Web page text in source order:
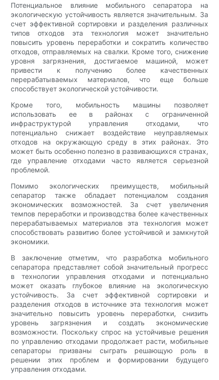
Потенциальное влияние мобильного сепаратора на
экологическую устойчивость является значительным. За
счет эффективной сортировки и разделения различных
типов отходов эта технология может значительно
повысить уровень переработки и сократить количество
отходов, отправляемых на свалки. Кроме того, снижение
уровня загрязнения, достигаемое машиной, может
привести к получению более качественных
перерабатываемых материалов, что еще больше
способствует экологической устойчивости.
Кроме того, мобильность машины позволяет
использовать ее в районах с ограниченной
инфраструктурой управления отходами, что
потенциально снижает воздействие неуправляемых
отходов на окружающую среду в этих районах. Это
может быть особенно полезно в развивающихся странах,
где управление отходами часто является серьезной
проблемой.
Помимо экологических преимуществ, мобильный
сепаратор также обладает потенциалом создания
экономических возможностей. За счет увеличения
темпов переработки и производства более качественных
перерабатываемых материалов эта технология может
способствовать развитию более устойчивой и замкнутой
экономики.
В заключение отметим, что разработка мобильного
сепаратора представляет собой значительный прогресс
в технологии управления отходами и потенциально
может оказать глубокое влияние на экологическую
устойчивость. За счет эффективной сортировки и
разделения отходов в источнике эта технология может
значительно повысить уровень переработки, снизить
уровень загрязнения и создать экономические
возможности. Поскольку спрос на устойчивые решения
по управлению отходами продолжает расти, мобильные
сепараторы призваны сыграть решающую роль в
решении этих проблем и формировании будущего
управления отходами.